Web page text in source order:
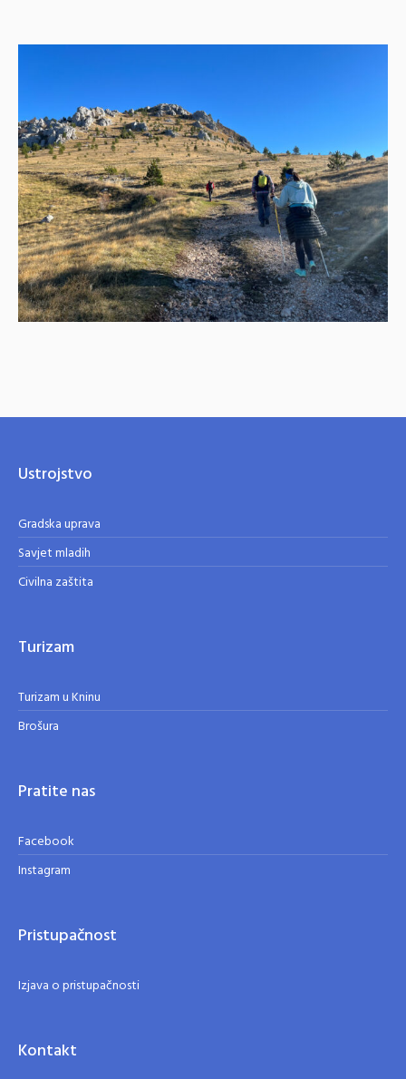
Ustrojstvo
Gradska uprava
Savjet mladih
Civilna zaštita
Turizam
Turizam u Kninu
Brošura
Pratite nas
Facebook
Instagram
Pristupačnost
Izjava o pristupačnosti
Kontakt